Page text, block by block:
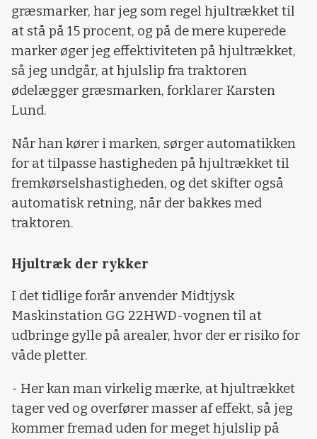
græsmarker, har jeg som regel hjultrækket til
at stå på 15 procent, og på de mere kuperede
marker øger jeg effektiviteten på hjultrækket,
så jeg undgår, at hjulslip fra traktoren
ødelægger græsmarken, forklarer Karsten
Lund.
Når han kører i marken, sørger automatikken
for at tilpasse hastigheden på hjultrækket til
fremkørselshastigheden, og det skifter også
automatisk retning, når der bakkes med
traktoren.
Hjultræk der rykker
I det tidlige forår anvender Midtjysk
Maskinstation GG 22HWD-vognen til at
udbringe gylle på arealer, hvor der er risiko for
våde pletter.
- Her kan man virkelig mærke, at hjultrækket
tager ved og overfører masser af effekt, så jeg
kommer fremad uden for meget hjulslip på